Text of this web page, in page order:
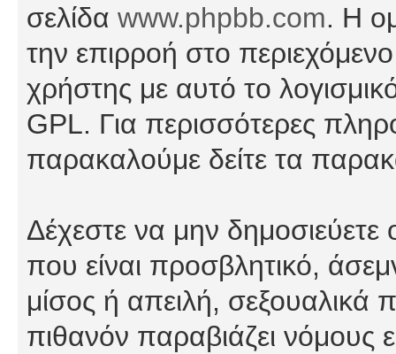
σελίδα www.phpbb.com. Η
την επιρροή στο
χρήστης με αυτό το
GPL. Για περισσότερες
παρακαλούμε δείτε τα
Δέχεστε να μην
που είναι προσβλητικό,
μίσος ή απειλή, σεξουαλικά
πιθανόν παραβιάζει νόμους